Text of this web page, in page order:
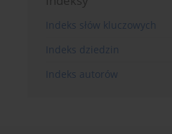
Indeks słów kluczowych
Indeks dziedzin
Indeks autorów